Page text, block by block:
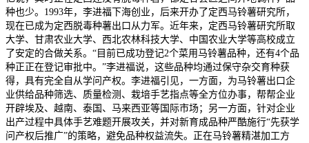
种也少。1993年，李进福下海创业，后来开办了定西马铃薯研究所，
现在已成为定西脱毒种薯出口从力军。近年来，定西马铃薯研究所取
大学、甘肃农业大学、西北农林科技大学、中国农业大学等高校成立
了安定的合做关系。“目前已成功登记2个菜用马铃薯品种，还有4个品
种正正在登记审批中。”李进福说，这些品种均通过保守杂交育种获
得，具有完全自从学问产权。李进福引见，一方面，为马铃薯出口企
业供给品种筛选、质量检测、栽培手艺指点等全方位办事，帮帮企业
开辟埃及、越南、泰国、马来西亚等国际市场；另一方面，针对企业
出产过程中具体手艺难题开展攻关，并对新育成品种严酷施行“先获学
问产权后推广”的策略，避免品种权益流失。正在马铃薯精湛加工方